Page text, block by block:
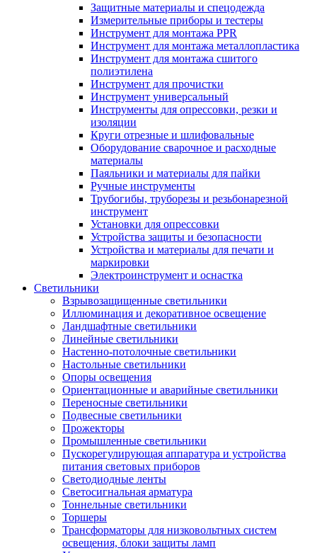
Защитные материалы и спецодежда
Измерительные приборы и тестеры
Инструмент для монтажа PPR
Инструмент для монтажа металлопластика
Инструмент для монтажа сшитого
полиэтилена
Инструмент для прочистки
Инструмент универсальный
Инструменты для опрессовки, резки и
изоляции
Круги отрезные и шлифовальные
Оборудование сварочное и расходные
материалы
Паяльники и материалы для пайки
Ручные инструменты
Трубогибы, труборезы и резьбонарезной
инструмент
Установки для опрессовки
Устройства защиты и безопасности
Устройства и материалы для печати и
маркировки
Электроинструмент и оснастка
Светильники
Взрывозащищенные светильники
Иллюминация и декоративное освещение
Ландшафтные светильники
Линейные светильники
Настенно-потолочные светильники
Настольные светильники
Опоры освещения
Ориентационные и аварийные светильники
Переносные светильники
Подвесные светильники
Прожекторы
Промышленные светильники
Пускорегулирующая аппаратура и устройства
питания световых приборов
Светодиодные ленты
Светосигнальная арматура
Тоннельные светильники
Торшеры
Трансформаторы для низковольтных систем
освещения, блоки защиты ламп